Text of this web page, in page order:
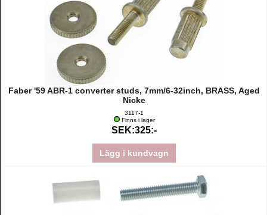
Faber '59 ABR-1 converter studs, 7mm/6-32inch, BRASS, Aged
Nicke
3117-1
Finns i lager
SEK:325:-
Lägg i kundvagn